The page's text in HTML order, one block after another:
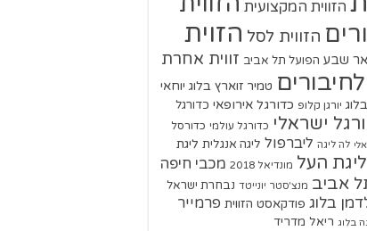
הזווית המקצועית
הזווית לסל הזוית
שבע הפועל תל אביב זווית אחרת
לחיבורים טמיר זוארץ בלוג יוחאי
יורגן קלופ כדורגל אירופאי כדורגל
ישראלי כדורגל עולמי כדורסל
לה ליגה ליברפול ליגה אנגלית ליגת
ליגת העל מונדיאל 2018 מכבי חיפה
אביב מנצ'סטר יונייטד נבחרת ישראל
בלוג פודקאסט הזווית פרמייר
בלוג ריאל מדריד